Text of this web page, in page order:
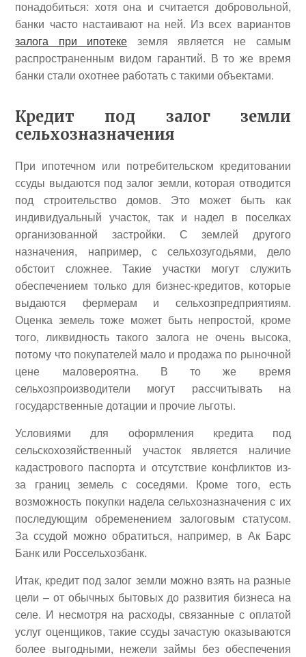
понадобиться: хотя она и считается добровольной,
банки часто настаивают на ней. Из всех вариантов
залога при ипотеке земля является не самым
распространенным видом гарантий. В то же время
банки стали охотнее работать с такими объектами.
Кредит под залог земли
сельхозназначения
При ипотечном или потребительском кредитовании
ссуды выдаются под залог земли, которая отводится
под строительство домов. Это может быть как
индивидуальный участок, так и надел в поселках
организованной застройки. С землей другого
назначения, например, с сельхозугодьями, дело
обстоит сложнее. Такие участки могут служить
обеспечением только для бизнес-кредитов, которые
выдаются фермерам и сельхозпредприятиям.
Оценка земель тоже может быть непростой, кроме
того, ликвидность такого залога не очень высока,
потому что покупателей мало и продажа по рыночной
цене маловероятна. В то же время
сельхозпроизводители могут рассчитывать на
государственные дотации и прочие льготы.
Условиями для оформления кредита под
сельскохозяйственный участок является наличие
кадастрового паспорта и отсутствие конфликтов из-
за границ земель с соседями. Кроме того, есть
возможность покупки надела сельхозназначения с их
последующим обременением залоговым статусом.
За ссудой можно обратиться, например, в Ак Барс
Банк или Россельхозбанк.
Итак, кредит под залог земли можно взять на разные
цели – от обычных бытовых до развития бизнеса на
селе. И несмотря на расходы, связанные с оплатой
услуг оценщиков, такие ссуды зачастую оказываются
более выгодными, нежели займы без обеспечения